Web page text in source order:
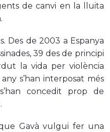
de canvi en la lluita
Des de 2003 a Espanya
39 des de principi
la vida per violència
s’han interposat més
concedit prop de
Gavà vulgui fer una